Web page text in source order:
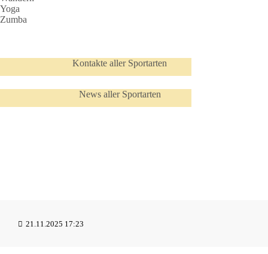
Yoga
Zumba
Kontakte aller Sportarten
News aller Sportarten
21.11.2025 17:23